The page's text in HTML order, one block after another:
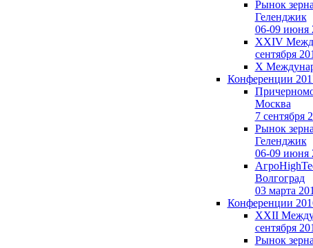
Рынок
Геленджик
06-09 июня
XXIV
сентября
X
Конференции
Москва
7 сентября
Рынок
Геленджик
06-09 июня
Волгоград
03 марта
Конференции
XXII
сентября
Рынок